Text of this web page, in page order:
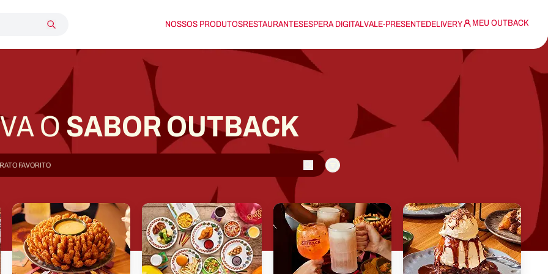
NOSSOS PRODUTOSRESTAURANTESESPERA DIGITALVALE-PRESENTEDELIVERY MEU OUTBACK
OSABOR OUTBACK